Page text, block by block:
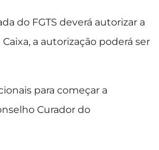
do FGTS deverá autorizar a
a autorização poderá ser
para começar a
Curador do